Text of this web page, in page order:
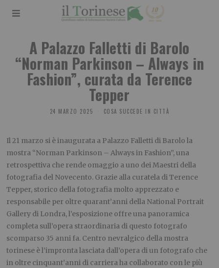
A Palazzo Falletti di Barolo
“Norman Parkinson – Always in
Fashion”, curata da Terence
Tepper
24 MARZO 2025 COSA SUCCEDE IN CITTÀ
Il 21 marzo si è inaugurata a Palazzo Falletti di Barolo la
mostra “Norman Parkinson – Always in Fashion”, una
retrospettiva che rende omaggio a uno dei Maestri della
fotografia del Novecento. Grazie alla curatela di Terence
Tepper, storico della fotografia molto apprezzato e
responsabile per oltre quarant’anni della National Portrait
Gallery di Londra, l’esposizione offre una panoramica
completa sull’opera straordinaria di questo fotografo
scomparso 35 anni fa. Centro nevralgico della mostra
torinese è l’impronta lasciata dall’opera di un fotografo che
in oltre cinquant’anni di carriera ha collaborato con le più